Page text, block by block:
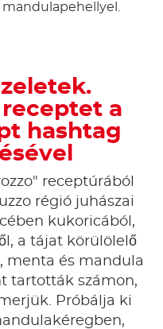
receptet a
hashtag
receptúrából
régió juhászai
kukoricából,
a tájat körülölelő
menta és mandula
tartották számon,
Próbálja ki